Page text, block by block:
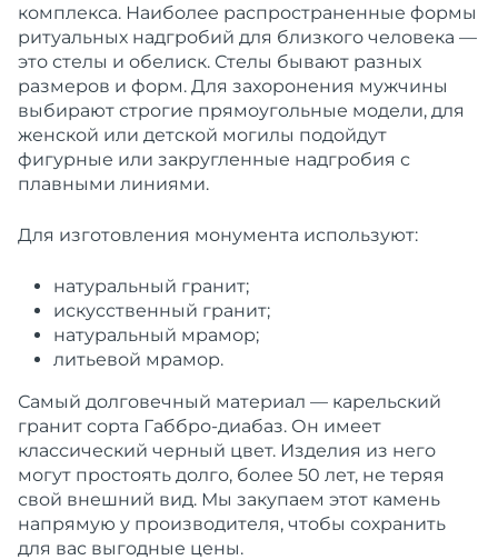
комплекса. Наиболее распространенные формы
ритуальных надгробий для близкого человека —
это стелы и обелиск. Стелы бывают разных
размеров и форм. Для захоронения мужчины
выбирают строгие прямоугольные модели, для
женской или детской могилы подойдут
фигурные или закругленные надгробия с
плавными линиями.
Для изготовления монумента используют:
натуральный гранит;
искусственный гранит;
натуральный мрамор;
литьевой мрамор.
Самый долговечный материал — карельский
гранит сорта Габбро-диабаз. Он имеет
классический черный цвет. Изделия из него
могут простоять долго, более 50 лет, не теряя
свой внешний вид. Мы закупаем этот камень
напрямую у производителя, чтобы сохранить
для вас выгодные цены.